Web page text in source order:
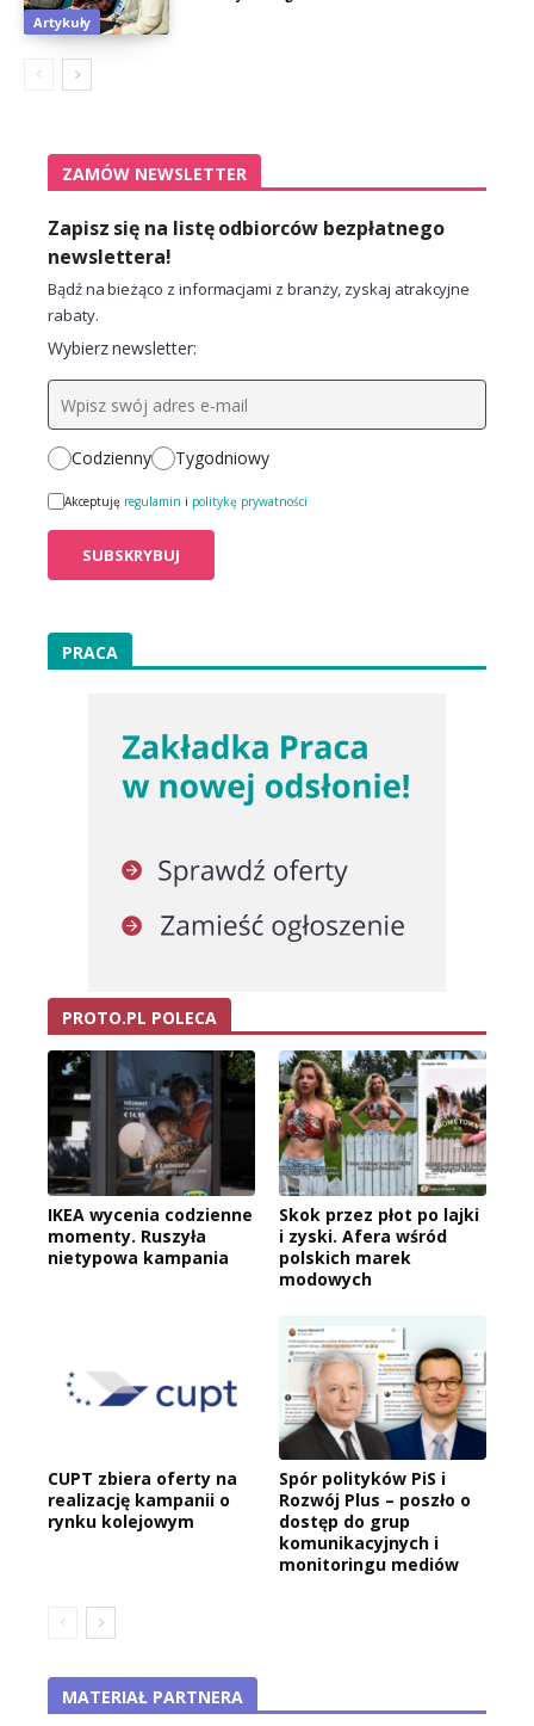
Artykuły
ZAMÓW NEWSLETTER
Zapisz się na listę odbiorców bezpłatnego
newslettera!
Bądź na bieżąco z informacjami z branży, zyskaj atrakcyjne
rabaty.
Wybierz newsletter:
Codzienny Tygodniowy
Akceptuję regulamin i politykę prywatności
PRACA
PROTO.PL POLECA
IKEA wycenia codzienne
momenty. Ruszyła
nietypowa kampania
Skok przez płot po lajki
i zyski. Afera wśród
polskich marek
modowych
CUPT zbiera oferty na
realizację kampanii o
rynku kolejowym
Spór polityków PiS i
Rozwój Plus – poszło o
dostęp do grup
komunikacyjnych i
monitoringu mediów
MATERIAŁ PARTNERA